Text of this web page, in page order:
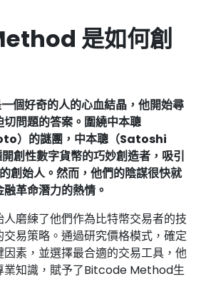
是如何創
個好奇的人的心血結晶，他開始尋
問題的答案。圍繞中本聰
）的謎團，中本聰（Satoshi
性數字貨幣的巧妙創造者，吸引
始人。然而，他們的陰謀很快就
革命潛力的熱情。
磨練了他們作為比特幣交易者的技
易策略。通過研究價格模式，確定
素，並選擇最合適的交易工具，他
業知識，賦予了Bitcode Method生